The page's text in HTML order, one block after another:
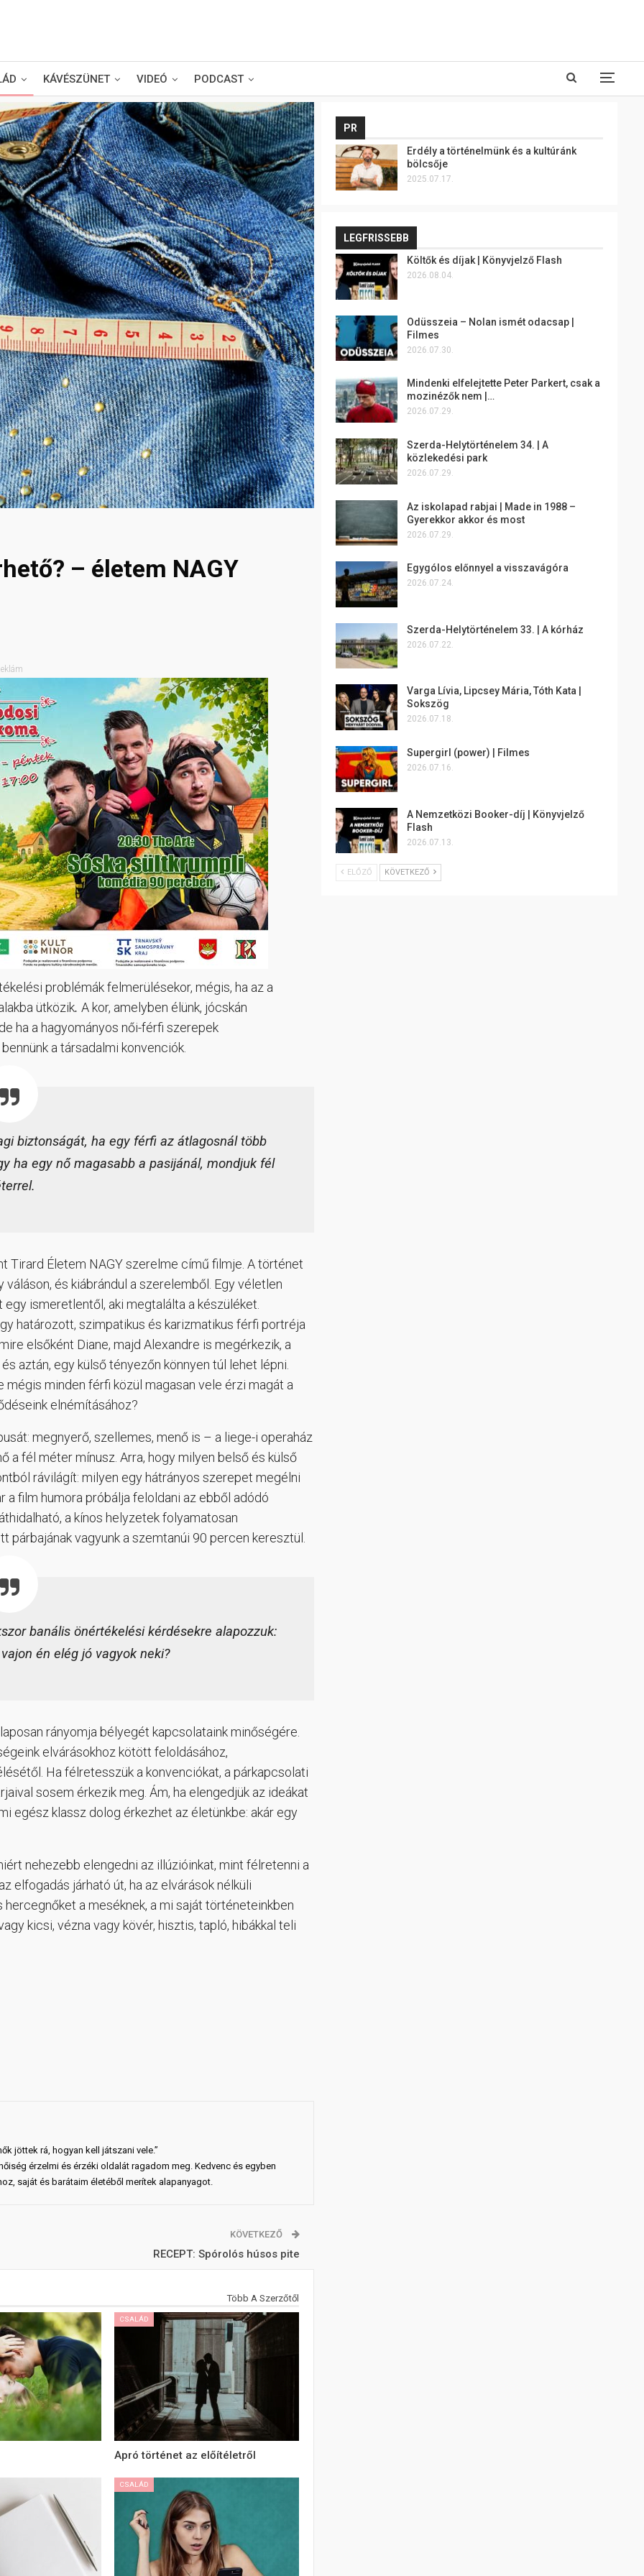
KÁVÉSZÜNET VIDEÓ PODCAST
– életem NAGY
problémák felmerülésekor, mégis, ha az a
ütközik. A kor, amelyben élünk, jócskán
ha a hagyományos női-férfi szerepek
a társadalmi konvenciók.
biztonságát, ha egy férfi az átlagosnál több
ha egy nő magasabb a pasijánál, mondjuk fél
Tirard Életem NAGY szerelme című filmje. A történet
és kiábrándul a szerelemből. Egy véletlen
ismeretlentől, aki megtalálta a készüléket.
határozott, szimpatikus és karizmatikus férfi portréja
elsőként Diane, majd Alexandre is megérkezik, a
aztán, egy külső tényezőn könnyen túl lehet lépni.
minden férfi közül magasan vele érzi magát a
elnémításához?
megnyerő, szellemes, menő is – a liege-i operaház
a fél méter mínusz. Arra, hogy milyen belső és külső
rávilágít: milyen egy hátrányos szerepet megélni
film humora próbálja feloldani az ebből adódó
a kínos helyzetek folyamatosan
vagyunk a szemtanúi 90 percen keresztül.
banális önértékelési kérdésekre alapozzuk:
én elég jó vagyok neki?
rányomja bélyegét kapcsolataink minőségére.
elvárásokhoz kötött feloldásához,
Ha félretesszük a konvenciókat, a párkapcsolati
sosem érkezik meg. Ám, ha elengedjük az ideákat
egész klassz dolog érkezhet az életünkbe: akár egy
nehezebb elengedni az illúzióinkat, mint félretenni a
elfogadás járható út, ha az elvárások nélküli
a meséknek, a mi saját történeteinkben
kicsi, vézna vagy kövér, hisztis, tapló, hibákkal teli
jöttek rá, hogyan kell játszani vele.”
érzelmi és érzéki oldalát ragadom meg. Kedvenc és egyben
saját és barátaim életéből merítek alapanyagot.
KÖVETKEZŐ
RECEPT: Spórolós húsos pite
Több A Szerzőtől
CSALÁD
Apró történet az előítéletről
CSALÁD
PR
Erdély a történelmünk és a kultúránk
bölcsője
2025.07.17.
LEGFRISSEBB
Költők és díjak | Könyvjelző Flash
2026.08.04.
Odüsszeia – Nolan ismét odacsap |
Filmes
2026.07.30.
Mindenki elfelejtette Peter Parkert, csak a
mozinézők nem |…
2026.07.29.
Szerda-Helytörténelem 34. | A
közlekedési park
2026.07.29.
Az iskolapad rabjai | Made in 1988 –
Gyerekkor akkor és most
2026.07.29.
Egygólos előnnyel a visszavágóra
2026.07.24.
Szerda-Helytörténelem 33. | A kórház
2026.07.22.
Varga Lívia, Lipcsey Mária, Tóth Kata |
Sokszög
2026.07.18.
Supergirl (power) | Filmes
2026.07.16.
A Nemzetközi Booker-díj | Könyvjelző
Flash
2026.07.13.
ELŐZŐ KÖVETKEZŐ